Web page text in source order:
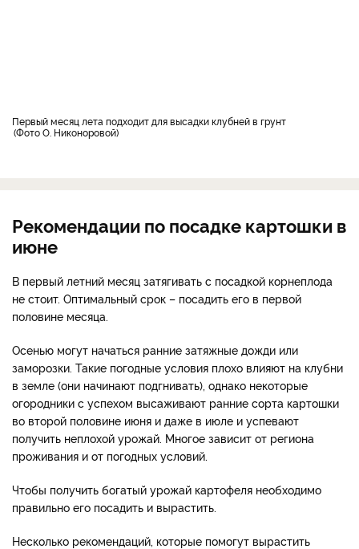
первый месяц лета подходит для высадки клубней в грунт
Фото О. Никоноровой
Рекомендации по посадке картошки в
июне
В первый летний месяц затягивать с посадкой корнеплода
не стоит. Оптимальный срок – посадить его в первой
половине месяца.
Осенью могут начаться ранние затяжные дожди или
заморозки. Такие погодные условия плохо влияют на клубни
в земле (они начинают подгнивать), однако некоторые
огородники с успехом высаживают ранние сорта картошки
во второй половине июня и даже в июле и успевают
получить неплохой урожай. Многое зависит от региона
проживания и от погодных условий.
Чтобы получить богатый урожай картофеля необходимо
правильно его посадить и вырастить.
Несколько рекомендаций, которые помогут вырастить